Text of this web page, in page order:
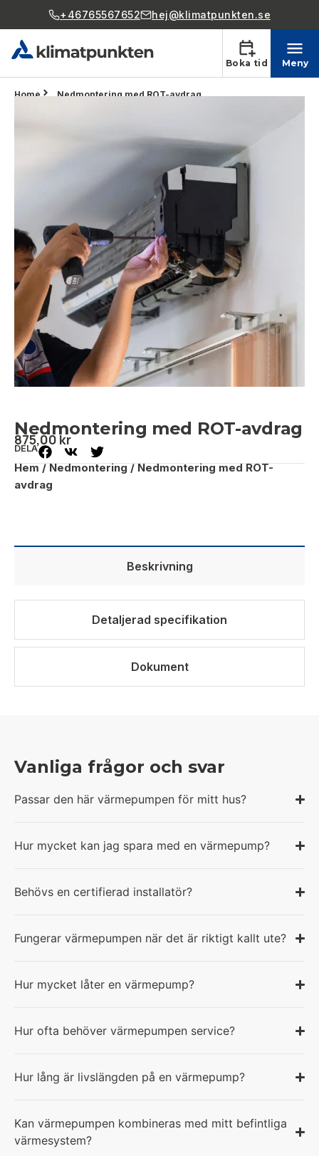
+46765567652 hej@klimatpunkten.se
Boka tid Meny
Home Nedmontering med ROT-avdrag
Nedmontering med ROT-avdrag
875,00kr
DELA
Hem/Nedmontering/ Nedmontering med ROT-
avdrag
Beskrivning
Detaljerad specifikation
Dokument
Vanliga frågor och svar
Passar den här värmepumpen för mitt hus?
Hur mycket kan jag spara med en värmepump?
Behövs en certifierad installatör?
Fungerar värmepumpen när det är riktigt kallt ute?
Hur mycket låter en värmepump?
Hur ofta behöver värmepumpen service?
Hur lång är livslängden på en värmepump?
Kan värmepumpen kombineras med mitt befintliga
värmesystem?